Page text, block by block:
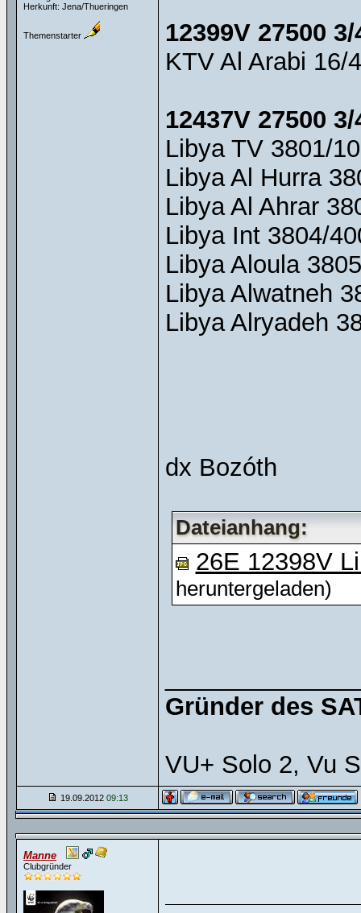
Herkunft: Jena/Thueringen
Themenstarter
12399V 27500 3/
KTV Al Arabi 16/
12437V 27500 3/
Libya TV 3801/
Libya Al Hurra
Libya Al Ahrar
Libya Int 3804/
Libya Aloula
Libya Alwatneh
Libya Alryadeh
dx Bozóth
Dateianhang:
26E 12398V
heruntergeladen)
Gründer des
VU+ Solo 2, Vu
19.09.2012 09:13
Manne
Clubgründer